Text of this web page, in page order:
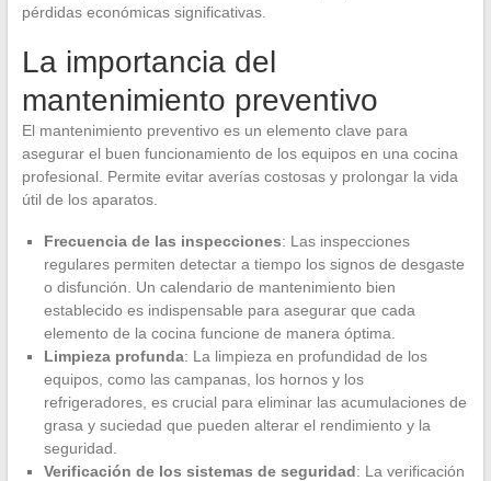
pérdidas económicas significativas.
La importancia del
mantenimiento preventivo
El mantenimiento preventivo es un elemento clave para
asegurar el buen funcionamiento de los equipos en una cocina
profesional. Permite evitar averías costosas y prolongar la vida
útil de los aparatos.
Frecuencia de las inspecciones: Las inspecciones
regulares permiten detectar a tiempo los signos de desgaste
o disfunción. Un calendario de mantenimiento bien
establecido es indispensable para asegurar que cada
elemento de la cocina funcione de manera óptima.
Limpieza profunda: La limpieza en profundidad de los
equipos, como las campanas, los hornos y los
refrigeradores, es crucial para eliminar las acumulaciones de
grasa y suciedad que pueden alterar el rendimiento y la
seguridad.
Verificación de los sistemas de seguridad: La verificación